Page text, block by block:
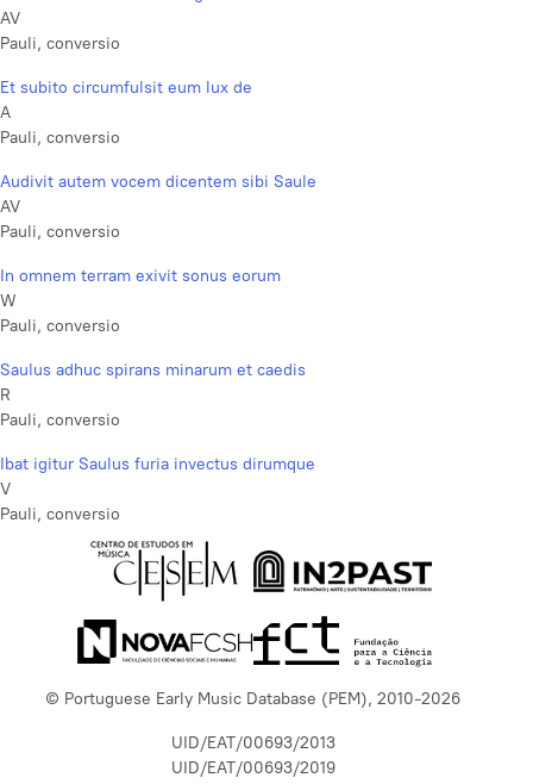
AV
Pauli, conversio
Et subito circumfulsit eum lux de
A
Pauli, conversio
Audivit autem vocem dicentem sibi Saule
AV
Pauli, conversio
In omnem terram exivit sonus eorum
W
Pauli, conversio
Saulus adhuc spirans minarum et caedis
R
Pauli, conversio
Ibat igitur Saulus furia invectus dirumque
V
Pauli, conversio
© Portuguese Early Music Database (PEM), 2010-2026
UID/EAT/00693/2013
UID/EAT/00693/2019